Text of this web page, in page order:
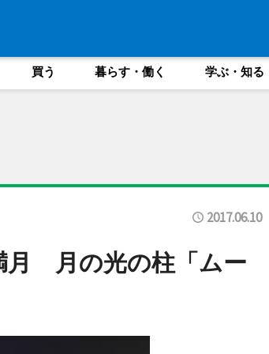
買う 暮らす・働く 学ぶ・知る
2017.06.10
月 月の光の柱「ムー